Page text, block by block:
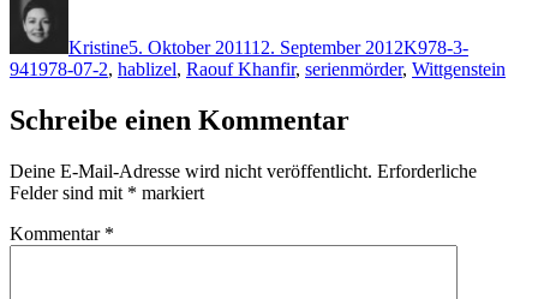
Kristine5. Oktober 201112. September 2012K978-3-
941978-07-2, hablizel, Raouf Khanfir, serienmörder, Wittgenstein
Schreibe einen Kommentar
Deine E-Mail-Adresse wird nicht veröffentlicht. Erforderliche
Felder sind mit * markiert
Kommentar *